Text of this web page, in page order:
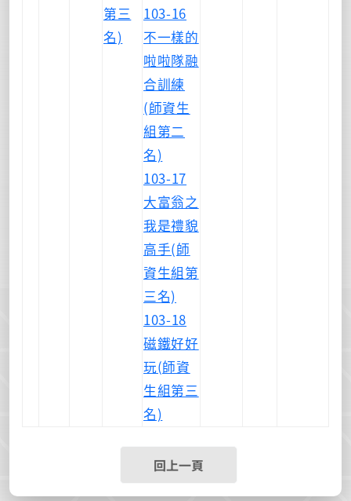
第三
名)
103-16
不一樣的
啦啦隊融
合訓練
(師資生
組第二
名)
103-17
大富翁之
我是禮貌
高手(師
資生組第
三名)
103-18
磁鐵好好
玩(師資
生組第三
名)
回上一頁